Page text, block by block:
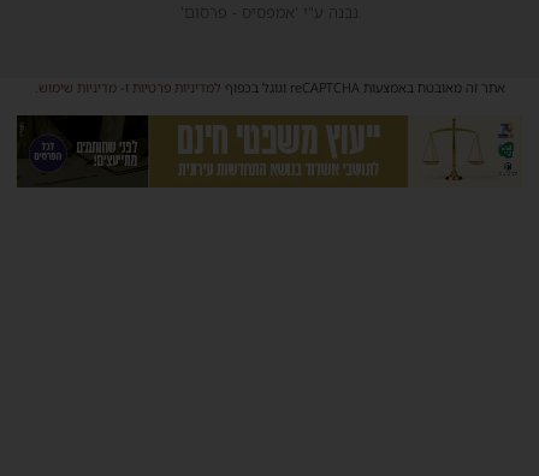
נבנה ע"י 'אמפסיס - פרסום'
אתר זה מאובטח באמצעות reCAPTCHA וגוגל בכפוף למדיניות פרטיותו-מדיניות שימוש.